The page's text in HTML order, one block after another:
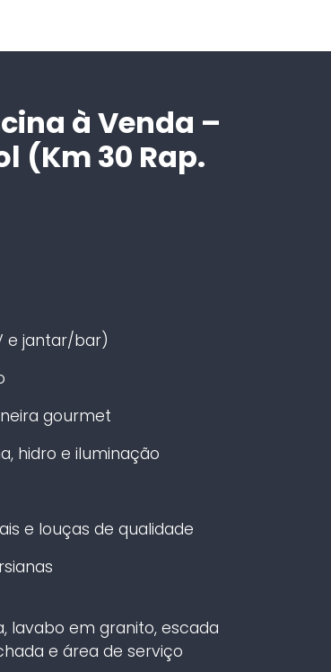
à Venda –
(Km 30 Rap.
e jantar/bar)
gourmet
hidro e iluminação
e louças de qualidade
lavabo em granito, escada
e área de serviço